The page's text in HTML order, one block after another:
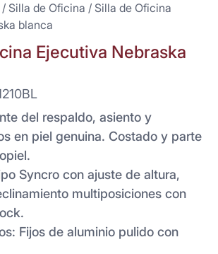
/ Silla de Oficina / Silla de Oficina
blanca
Ejecutiva Nebraska
del respaldo, asiento y
en piel genuina. Costado y parte
Syncro con ajuste de altura,
multiposiciones con
Fijos de aluminio pulido con